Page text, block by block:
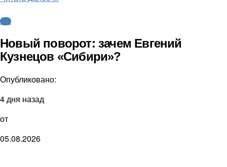
КХЛ
Новый поворот: зачем Евгений
Кузнецов «Сибири»?
Опубликовано:
4 дня назад
от
05.08.2026